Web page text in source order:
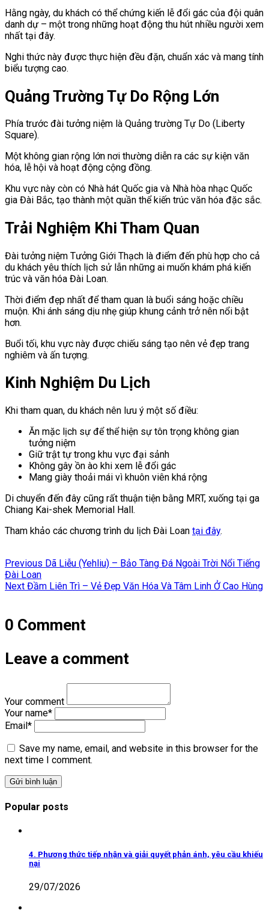
Hằng ngày, du khách có thể chứng kiến lễ đổi gác của đội quân
danh dự – một trong những hoạt động thu hút nhiều người xem
nhất tại đây.
Nghi thức này được thực hiện đều đặn, chuẩn xác và mang tính
biểu tượng cao.
Quảng Trường Tự Do Rộng Lớn
Phía trước đài tưởng niệm là Quảng trường Tự Do (Liberty
Square).
Một không gian rộng lớn nơi thường diễn ra các sự kiện văn
hóa, lễ hội và hoạt động cộng đồng.
Khu vực này còn có Nhà hát Quốc gia và Nhà hòa nhạc Quốc
gia Đài Bắc, tạo thành một quần thể kiến trúc văn hóa đặc sắc.
Trải Nghiệm Khi Tham Quan
Đài tưởng niệm Tưởng Giới Thạch là điểm đến phù hợp cho cả
du khách yêu thích lịch sử lẫn những ai muốn khám phá kiến
trúc và văn hóa Đài Loan.
Thời điểm đẹp nhất để tham quan là buổi sáng hoặc chiều
muộn. Khi ánh sáng dịu nhẹ giúp khung cảnh trở nên nổi bật
hơn.
Buổi tối, khu vực này được chiếu sáng tạo nên vẻ đẹp trang
nghiêm và ấn tượng.
Kinh Nghiệm Du Lịch
Khi tham quan, du khách nên lưu ý một số điều:
Ăn mặc lịch sự để thể hiện sự tôn trọng không gian
tưởng niệm
Giữ trật tự trong khu vực đại sảnh
Không gây ồn ào khi xem lễ đổi gác
Mang giày thoải mái vì khuôn viên khá rộng
Di chuyển đến đây cũng rất thuận tiện bằng MRT, xuống tại ga
Chiang Kai-shek Memorial Hall.
Tham khảo các chương trình du lịch Đài Loan tại đây.
hướng
bài
Previous Previous
Dã Liễu (Yehliu) – Bảo Tàng Đá Ngoài Trời Nổi Tiếng
Đài Loan
Next Next
Đầm Liên Trì – Vẻ Đẹp Văn Hóa Và Tâm Linh Ở Cao Hùng
0 Comment
Leave a comment
Your comment
Your name*
Email *
Save my name, email, and website in this browser for the
next time I comment.
Popular posts
4. Phương thức tiếp nhận và giải quyết phản ánh, yêu cầu khiếu
nại
29/07/2026